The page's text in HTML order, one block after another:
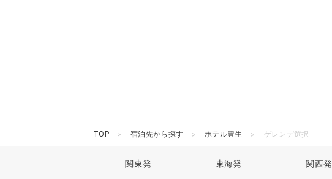
TOP 宿泊先から探す ホテル豊生 ゲレンデ選択
関東発 東海発 関西発